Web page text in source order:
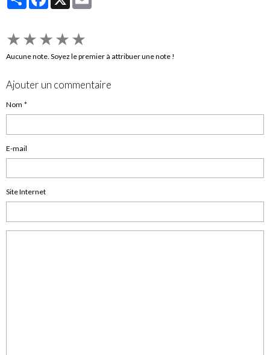
★★★★★
Aucune note. Soyez le premier à attribuer une note !
Ajouter un commentaire
Nom
E-mail
Site Internet